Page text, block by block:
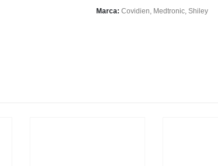
Marca: Covidien, Medtronic, Shiley